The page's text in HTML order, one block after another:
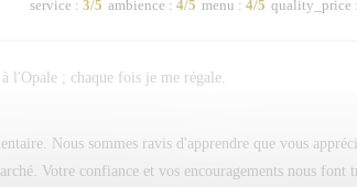
service : 3/5 ambience : 4/5 menu : 4/5 quality_price :
l'Opale ; chaque fois je me régale.
Nous sommes ravis d'apprendre que vous
Votre confiance et vos encouragements nous font